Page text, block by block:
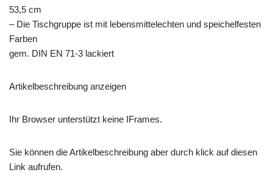
53,5 cm
– Die Tischgruppe ist mit lebensmittelechten und speichelfesten
Farben
gem. DIN EN 71-3 lackiert
Artikelbeschreibung anzeigen
Ihr Browser unterstützt keine IFrames.
Sie können die Artikelbeschreibung aber durch klick auf diesen
Link aufrufen.